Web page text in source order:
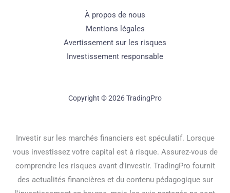
À propos de nous
Mentions légales
Avertissement sur les risques
Investissement responsable
Copyright © 2026 TradingPro
Investir sur les marchés financiers est spéculatif. Lorsque
vous investissez votre capital est à risque. Assurez-vous de
comprendre les risques avant d'investir. TradingPro fournit
des actualités financières et du contenu pédagogique sur